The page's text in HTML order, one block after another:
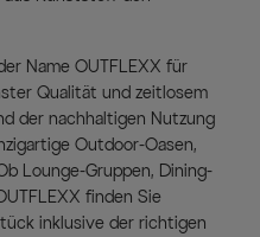
Name OUTFLEXX für
Qualität und zeitlosem
der nachhaltigen Nutzung
Outdoor-Oasen,
Lounge-Gruppen, Dining-
finden Sie
inklusive der richtigen